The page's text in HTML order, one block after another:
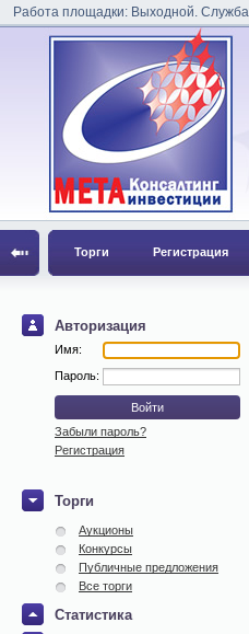
Работа площадки: Выходной.
Торги Регистрация
Авторизация
Имя:
Пароль:
Забыли пароль?
Регистрация
Торги
Аукционы
Конкурсы
Публичные предложения
Все торги
Статистика